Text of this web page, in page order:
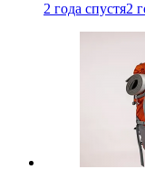
2 года спустя2